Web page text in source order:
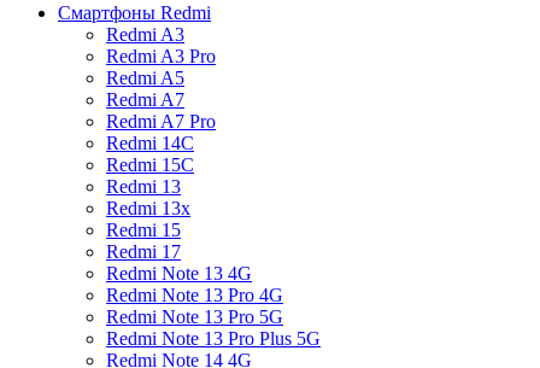
Смартфоны Redmi
Redmi A3
Redmi A3 Pro
Redmi A5
Redmi A7
Redmi A7 Pro
Redmi 14C
Redmi 15C
Redmi 13
Redmi 13x
Redmi 15
Redmi 17
Redmi Note 13 4G
Redmi Note 13 Pro 4G
Redmi Note 13 Pro 5G
Redmi Note 13 Pro Plus 5G
Redmi Note 14 4G